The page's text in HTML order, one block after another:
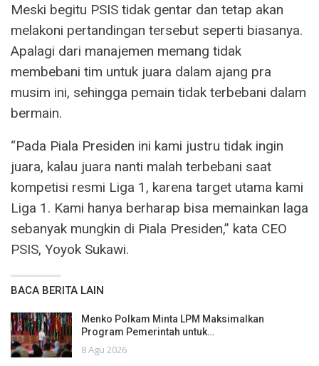
Meski begitu PSIS tidak gentar dan tetap akan
melakoni pertandingan tersebut seperti biasanya.
Apalagi dari manajemen memang tidak
membebani tim untuk juara dalam ajang pra
musim ini, sehingga pemain tidak terbebani dalam
bermain.
“Pada Piala Presiden ini kami justru tidak ingin
juara, kalau juara nanti malah terbebani saat
kompetisi resmi Liga 1, karena target utama kami
Liga 1. Kami hanya berharap bisa memainkan laga
sebanyak mungkin di Piala Presiden,” kata CEO
PSIS, Yoyok Sukawi.
BACA BERITA LAIN
Menko Polkam Minta LPM Maksimalkan
Program Pemerintah untuk…
8 Agu 2026